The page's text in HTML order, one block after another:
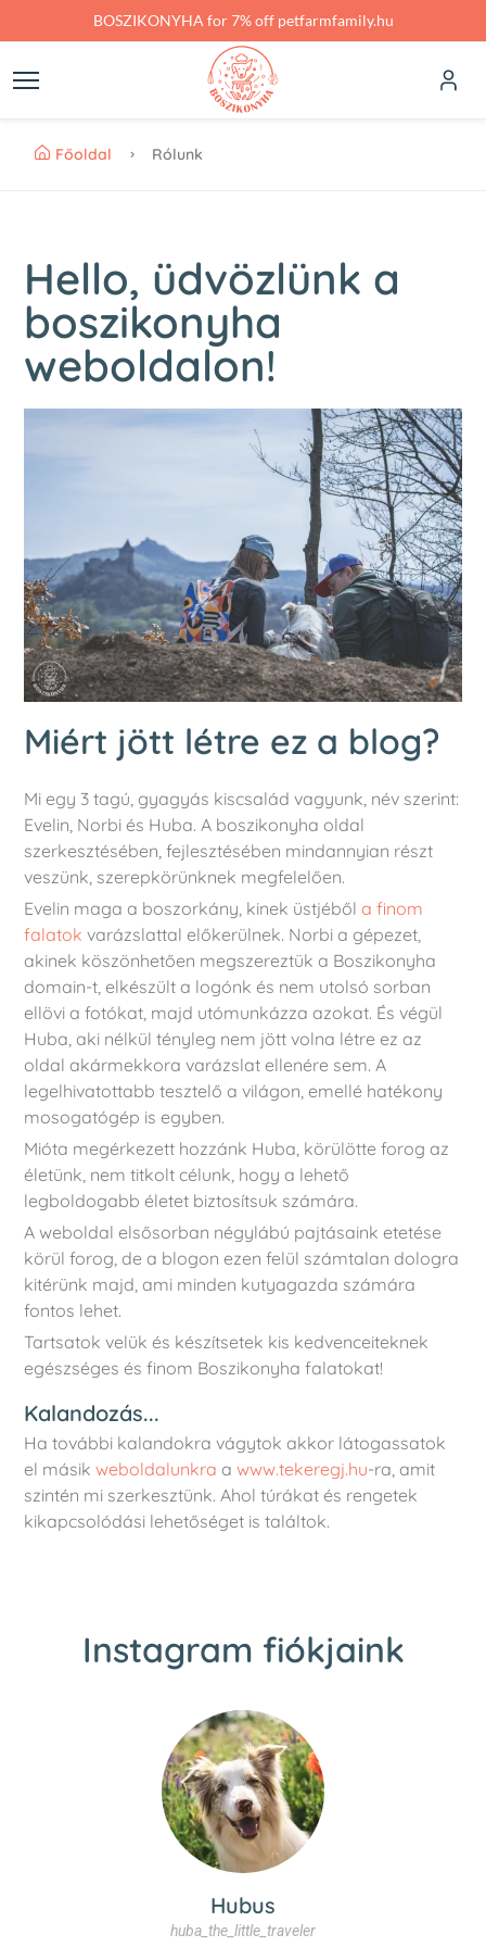
Skip to main contentBOSZIKONYHA for 7% off petfarmfamily.hu
Főoldal Rólunk
Hello, üdvözlünk a
boszikonyha
weboldalon!
Miért jött létre ez a blog?
Mi egy 3 tagú, gyagyás kiscsalád vagyunk, név szerint:
Evelin, Norbi és Huba. A boszikonyha oldal
szerkesztésében, fejlesztésében mindannyian részt
veszünk, szerepkörünknek megfelelően.
Evelin maga a boszorkány, kinek üstjéből a finom
falatok varázslattal előkerülnek. Norbi a gépezet,
akinek köszönhetően megszereztük a Boszikonyha
domain-t, elkészült a logónk és nem utolsó sorban
ellövi a fotókat, majd utómunkázza azokat. És végül
Huba, aki nélkül tényleg nem jött volna létre ez az
oldal akármekkora varázslat ellenére sem. A
legelhivatottabb tesztelő a világon, emellé hatékony
mosogatógép is egyben.
Mióta megérkezett hozzánk Huba, körülötte forog az
életünk, nem titkolt célunk, hogy a lehető
legboldogabb életet biztosítsuk számára.
A weboldal elsősorban négylábú pajtásaink etetése
körül forog, de a blogon ezen felül számtalan dologra
kitérünk majd, ami minden kutyagazda számára
fontos lehet.
Tartsatok velük és készítsetek kis kedvenceiteknek
egészséges és finom Boszikonyha falatokat!
Kalandozás...
Ha további kalandokra vágytok akkor látogassatok
el másik weboldalunkra a www.tekeregj.hu-ra, amit
szintén mi szerkesztünk. Ahol túrákat és rengetek
kikapcsolódási lehetőséget is találtok.
Instagram fiókjaink
Hubus
huba_the_little_traveler